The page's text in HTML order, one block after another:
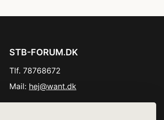
STB-FORUM.DK
Tlf. 78768672
Mail: hej@want.dk